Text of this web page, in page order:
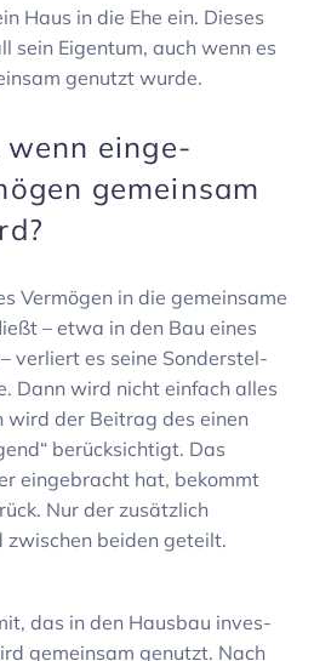
Haus in die Ehe ein. Dieses
sein Eigentum, auch wenn es
genutzt wurde.
wenn einge­
gemeinsam
Vermögen in die gemein­same
– etwa in den Bau eines
verliert es seine Sonder­stel­
Dann wird nicht einfach alles
der Beitrag des einen
berück­sich­tigt. Das
einge­bracht hat, bekommt
Nur der zusätz­lich
beiden geteilt.
das in den Hausbau inves­
gemeinsam genutzt. Nach